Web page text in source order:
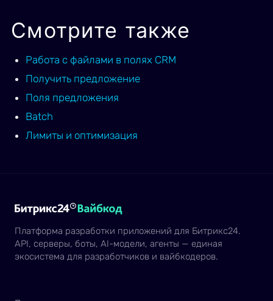
Смотрите также
Работа с файлами в полях CRM
Получить предложение
Поля предложения
Batch
Лимиты и оптимизация
Платформа разработки приложений для Битрикс24.
API, серверы, боты, AI-модели, агенты — единая
экосистема для разработчиков и вайбкодеров.